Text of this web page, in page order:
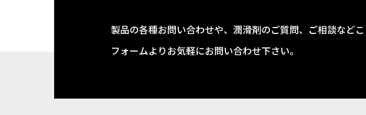
製品の各種お問い合わせや、潤滑剤のご質問、ご相談など
フォームよりお気軽にお問い合わせ下さい。